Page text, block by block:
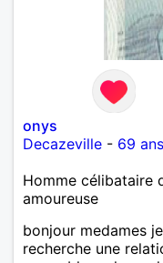
onys
Decazeville - 69 ans
Homme célibataire
amoureuse
bonjour medames
recherche une